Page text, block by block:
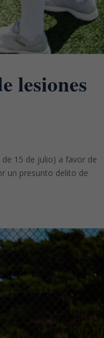
lesiones
de 15 de julio) a favor de
un presunto delito de